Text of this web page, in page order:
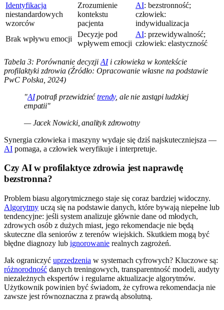
Identyfikacja
niestandardowych
wzorców
Zrozumienie
kontekstu
pacjenta
AI: bezstronność;
człowiek:
indywidualizacja
Brak wpływu emocji
Decyzje pod
wpływem emocji
AI: przewidywalność;
człowiek: elastyczność
Tabela 3: Porównanie decyzji AIi człowieka w kontekście
profilaktyki zdrowia (Źródło: Opracowanie własne na podstawie
PwC Polska, 2024)
"AIpotrafi przewidziećtrendy, ale nie zastąpi ludzkiej
empatii"
— Jacek Nowicki, analityk zdrowotny
Synergia człowieka i maszyny wydaje się dziś najskuteczniejsza —
AI pomaga, a człowiek weryfikuje i interpretuje.
Czy AI w profilaktyce zdrowia jest naprawdę
bezstronna?
Problem biasu algorytmicznego staje się coraz bardziej widoczny.
Algorytmy uczą się na podstawie danych, które bywają niepełne lub
tendencyjne: jeśli system analizuje głównie dane od młodych,
zdrowych osób z dużych miast, jego rekomendacje nie będą
skuteczne dla seniorów z terenów wiejskich. Skutkiem mogą być
błędne diagnozy lub ignorowanie realnych zagrożeń.
Jak ograniczyć uprzedzenia w systemach cyfrowych? Kluczowe są:
różnorodność danych treningowych, transparentność modeli, audyty
niezależnych ekspertów i regularne aktualizacje algorytmów.
Użytkownik powinien być świadom, że cyfrowa rekomendacja nie
zawsze jest równoznaczna z prawdą absolutną.